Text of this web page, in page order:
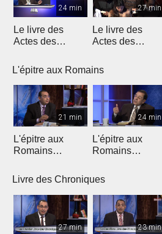
24 min
Le livre des
Actes des
27 min
Le livre des
Actes des
L'épitre aux Romains
21 min
L'épitre aux
Romains
24 min
L'épitre aux
Romains
Livre des Chroniques
27 min 23 min